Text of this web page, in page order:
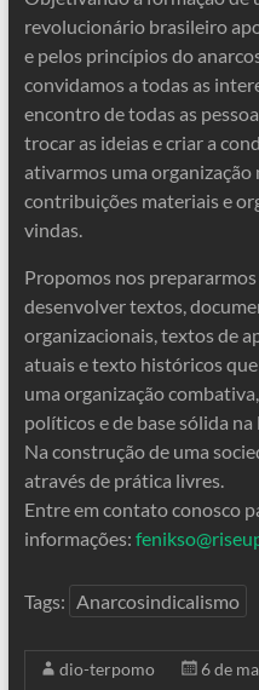
revolucionário brasileiro
e pelos princípios do
convidamos a todas as
encontro de todas as
trocar as ideias e criar a
ativarmos uma organização
contribuições materiais e
vindas.
Propomos nos
desenvolver textos,
organizacionais, textos de
atuais e texto históricos
uma organização
políticos e de base sólida
Na construção de uma
através de prática livres.
Entre em contato conosco
informações:
Tags: Anarcosindicalismo
dio-terpomo
6 de